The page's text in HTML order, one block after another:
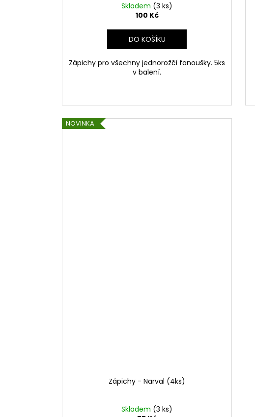
Skladem (3 ks)
100 Kč
DO KOŠÍKU
Zápichy pro všechny jednorožčí fanoušky. 5ks
v balení.
NOVINKA
Zápichy - Narval (4ks)
Skladem (3 ks)